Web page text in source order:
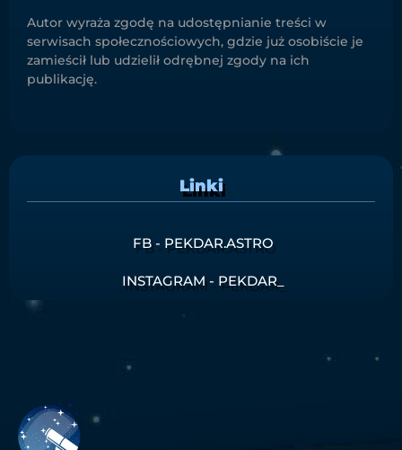
Autor wyraża zgodę na udostępnianie treści w
serwisach społecznościowych, gdzie już osobiście je
zamieścił lub udzielił odrębnej zgody na ich
publikację.
Linki
FB - PEKDAR.ASTRO
INSTAGRAM - PEKDAR_